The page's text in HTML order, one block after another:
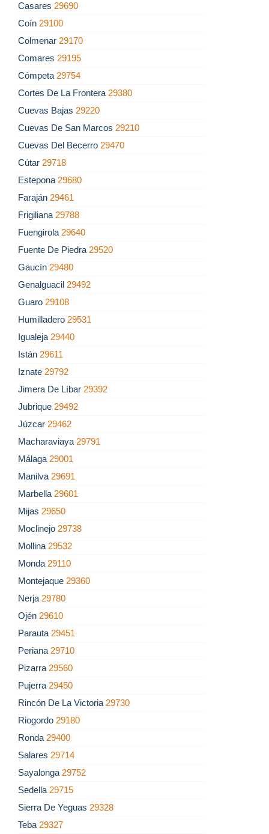
Casares 29690
Coín 29100
Colmenar 29170
Comares 29195
Cómpeta 29754
Cortes De La Frontera 29380
Cuevas Bajas 29220
Cuevas De San Marcos 29210
Cuevas Del Becerro 29470
Cútar 29718
Estepona 29680
Faraján 29461
Frigiliana 29788
Fuengirola 29640
Fuente De Piedra 29520
Gaucín 29480
Genalguacil 29492
Guaro 29108
Humilladero 29531
Igualeja 29440
Istán 29611
Iznate 29792
Jimera De Líbar 29392
Jubrique 29492
Júzcar 29462
Macharaviaya 29791
Málaga 29001
Manilva 29691
Marbella 29601
Mijas 29650
Moclinejo 29738
Mollina 29532
Monda 29110
Montejaque 29360
Nerja 29780
Ojén 29610
Parauta 29451
Periana 29710
Pizarra 29560
Pujerra 29450
Rincón De La Victoria 29730
Riogordo 29180
Ronda 29400
Salares 29714
Sayalonga 29752
Sedella 29715
Sierra De Yeguas 29328
Teba 29327